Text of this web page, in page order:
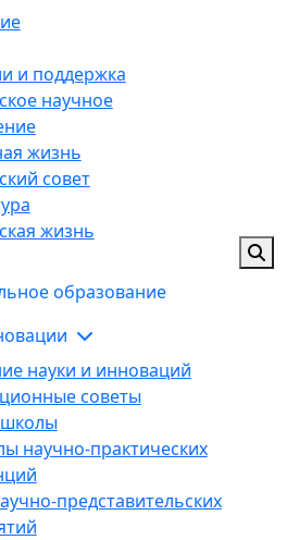
и поддержка
научное
жизнь
совет
жизнь
образование
науки и инноваций
советы
научно-практических
представительских